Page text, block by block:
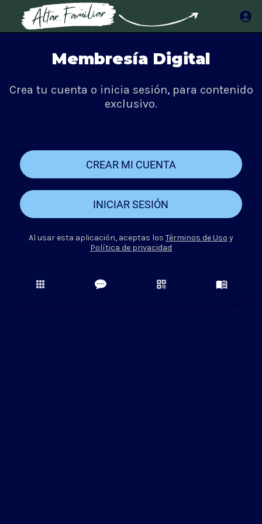
Membresía Digital
Crea tu cuenta o inicia sesión, para contenido
exclusivo.
CREAR MI CUENTA
INICIAR SESIÓN
Al usar esta aplicación, aceptas los Términos de Uso y
Política de privacidad